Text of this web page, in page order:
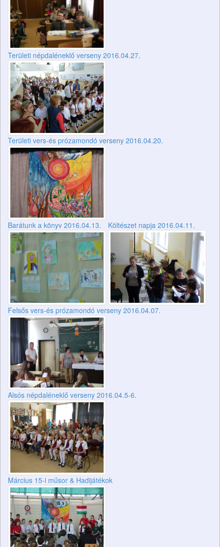
Területi népdaléneklő verseny 2016.04.27.
Területi vers-és prózamondó verseny 2016.04.20.
Barátunk a könyv 2016.04.13. Költészet napja 2016.04.11.
Felsős vers-és prózamondó verseny 2016.04.07.
Alsós népdaléneklő verseny 2016.04.5-6.
Március 15-i műsor & Hadijátékok